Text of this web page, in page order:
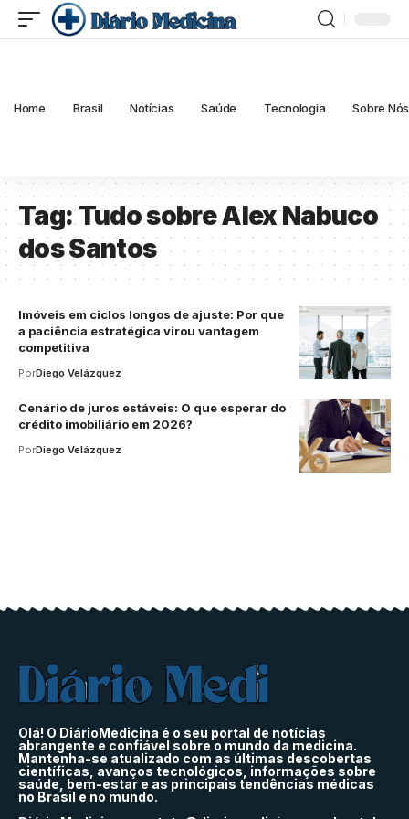
Home Brasil Notícias Saúde Tecnologia Sobre Nós
Tag:Tudo sobre Alex Nabuco
dos Santos
Imóveis em ciclos longos de ajuste: Por que
a paciência estratégica virou vantagem
competitiva
PorDiego Velázquez
Cenário de juros estáveis: O que esperar do
crédito imobiliário em 2026?
PorDiego Velázquez
Olá! O DiárioMedicina é o seu portal de notícias
abrangente e confiável sobre o mundo da medicina.
Mantenha-se atualizado com as últimas descobertas
científicas, avanços tecnológicos, informações sobre
saúde, bem-estar e as principais tendências médicas
no Brasil e no mundo.